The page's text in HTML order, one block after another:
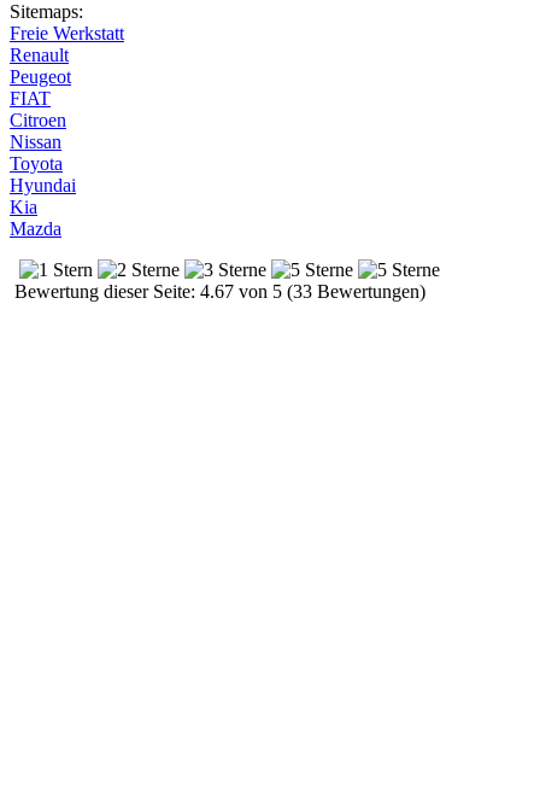
Sitemaps:
Freie Werkstatt
Renault
Peugeot
FIAT
Citroen
Nissan
Toyota
Hyundai
Kia
Mazda
Bewertung dieser Seite: 4.67 von 5 (33 Bewertungen)